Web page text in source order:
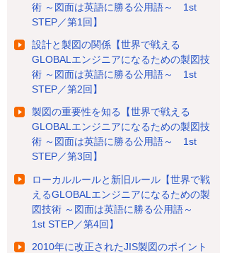
術 ～図面は英語に勝る公用語～ 1st
STEP／第1回】
設計と製図の関係【世界で戦える
GLOBALエンジニアになるための製図技
術 ～図面は英語に勝る公用語～ 1st
STEP／第2回】
製図の重要性を知る【世界で戦える
GLOBALエンジニアになるための製図技
術 ～図面は英語に勝る公用語～ 1st
STEP／第3回】
ローカルルールと新旧ルール【世界で戦
えるGLOBALエンジニアになるための製
図技術 ～図面は英語に勝る公用語～
1st STEP／第4回】
2010年に改正されたJIS製図のポイント